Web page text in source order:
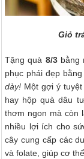
Giỏ
Tặng quà 8/3 bằng
phục phái đẹp
dày! Một gợi ý
hay hộp quà dâu
thơm ngon mà còn
nhiều lợi ích cho
cây cung cấp các
và folate, giúp cơ